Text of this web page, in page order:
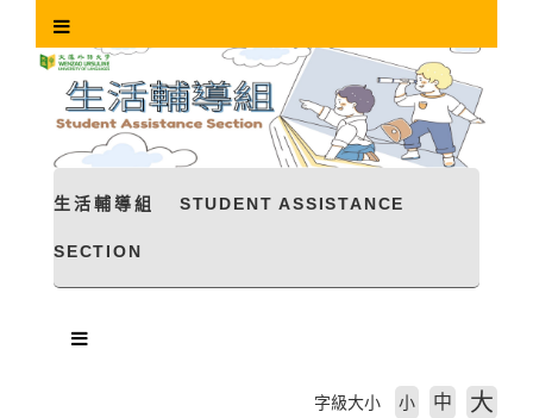
生活輔導組 STUDENT ASSISTANCE
SECTION
字級大小 小 中 大